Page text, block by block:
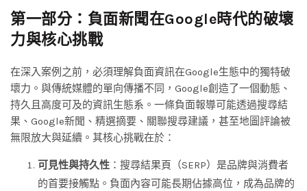
第一部分：負面新聞在Google時代的破壞
力與核心挑戰
在深入案例之前，必須理解負面資訊在Google生態中的獨特破
壞力。與傳統媒體的單向傳播不同，Google創造了一個動態、
持久且高度可及的資訊生態系。一條負面報導可能透過搜尋結
果、Google新聞、精選摘要、關聯搜尋建議，甚至地圖評論被
無限放大與延續。其核心挑戰在於：
可見性與持久性 ：搜尋結果頁（SERP）是品牌與消費者
的首要接觸點。負面內容可能長期佔據高位，成為品牌的